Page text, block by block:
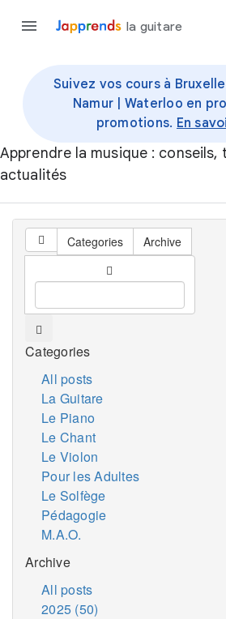
la guitare
Suivez vos cours à
Namur | Waterloo en
promotions. En
Apprendre la musique : conseils,
actualités
Categories Archive
Categories
All posts
La Guitare
Le Piano
Le Chant
Le Violon
Pour les Adultes
Le Solfège
Pédagogie
M.A.O.
Archive
All posts
2025 (50)